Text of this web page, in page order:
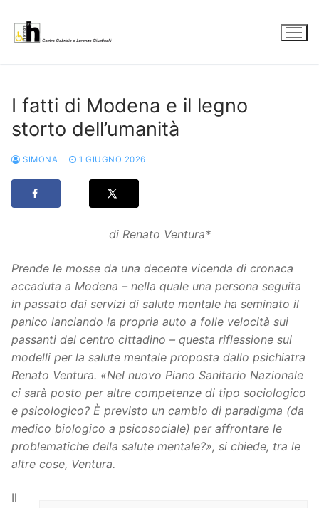
contenuto
I fatti di Modena e il legno
storto dell’umanità
SIMONA 1 GIUGNO 2026
di Renato Ventura*
Prende le mosse da una decente vicenda di cronaca
accaduta a Modena – nella quale una persona seguita
in passato dai servizi di salute mentale ha seminato il
panico lanciando la propria auto a folle velocità sui
passanti del centro cittadino – questa riflessione sui
modelli per la salute mentale proposta dallo psichiatra
Renato Ventura. «Nel nuovo Piano Sanitario Nazionale
ci sarà posto per altre competenze di tipo sociologico
e psicologico? È previsto un cambio di paradigma (da
medico biologico a psicosociale) per affrontare le
problematiche della salute mentale?», si chiede, tra le
altre cose, Ventura.
Il